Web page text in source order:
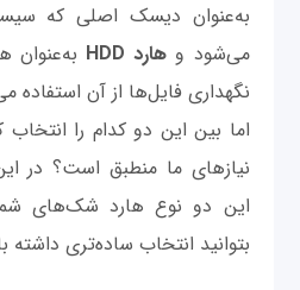
به‌عنوان دیسک اصلی که
می‌شود و هارد HDD
به‌عنوان
نگهداری فایل‌ها از آن استفاده
اما بین این دو کدام را
نیازهای ما منطبق است؟ در
این دو نوع هارد شک‌های
بتوانید انتخاب ساده‌تری داشته